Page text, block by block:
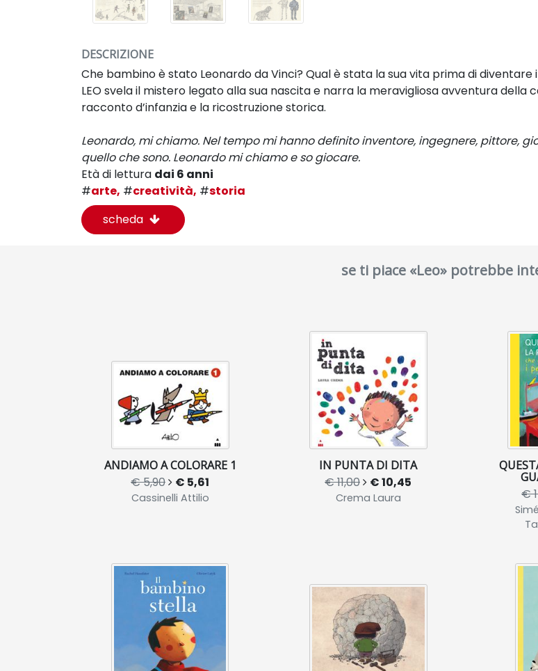
DESCRIZIONE
Che bambino è stato Leonardo da Vinci? Qual è stata la sua vita prima di
LEOsvela il mistero legato alla sua nascita e narra la meravigliosa avventura della
raccontod’infanzia e la ricostruzione storica.
Leonardo, mi chiamo. Nel tempo mi hanno definito inventore, ingegnere, pittore,
quello che sono. Leonardo mi chiamo e so giocare.
Età di lettura dai 6 anni
#arte, #creatività, #storia
scheda
se ti piace «Leo» potrebbe
ANDIAMO A COLORARE 1
€ 5,90 € 5,61
Cassinelli Attilio
IN PUNTA DI DITA
€ 11,00 € 10,45
Crema Laura €